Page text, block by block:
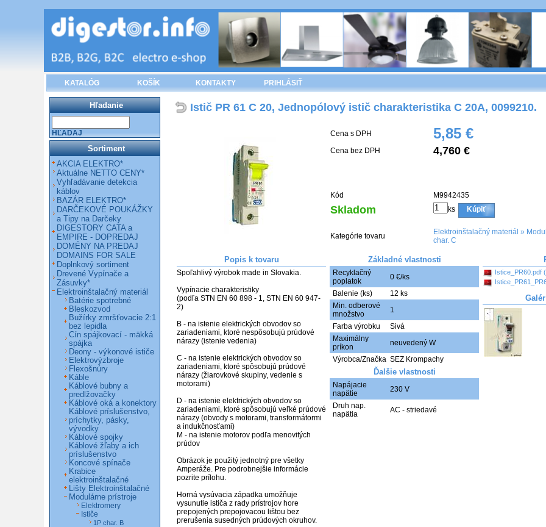
KATALÓG KOŠÍK KONTAKTY PRIHLÁSIŤ
Istič PR 61 C 20, Jednopólový istič charakteristika C 20A, 0099210.
Cena s DPH 5,85 €
Cena bez DPH 4,760 €
Kód M9942435
Skladom ks Kúpiť
Kategórie tovaru Elektroinštalačný materiál »
char. C
Popis k tovaru
Spoľahlivý výrobok made in Slovakia.
Vypínacie charakteristiky
(podľa STN EN 60 898 - 1, STN EN 60 947-
2)
B - na istenie elektrických obvodov so
zariadeniami, ktoré nespôsobujú prúdové
nárazy (istenie vedenia)
C - na istenie elektrických obvodov so
zariadeniami, ktoré spôsobujú prúdové
nárazy (žiarovkové skupiny, vedenie s
motorami)
D - na istenie elektrických obvodov so
zariadeniami, ktoré spôsobujú veľké prúdové
nárazy (obvody s motorami, transformátormi
a indukčnosťami)
M - na istenie motorov podľa menovitých
prúdov
Obrázok je použitý jednotný pre všetky
Amperáže. Pre podrobnejšie informácie
pozrite prílohu.
Horná vysúvacia západka umožňuje
vysunutie ističa z rady prístrojov hore
prepojených prepojovacou lištou bez
prerušenia susedných prúdových okruhov.
Základné vlastnosti
Recyklačný
poplatok
0 €/ks
Balenie (ks)
12 ks
Min. odberové
množstvo
1
Farba výrobku
Sivá
Maximálny
príkon
neuvedený W
Výrobca/Značka SEZ Krompachy
Ďalšie vlastnosti
Napájacie
napätie
230 V
Druh nap.
napätia
AC - striedavé
Istice_PR60.pdf
Hľadanie
HĽADAJ
Sortiment
AKCIA ELEKTRO*
Aktuálne NETTO CENY*
Vyhľadávanie detekcia
káblov
BAZÁR ELEKTRO*
DARČEKOVÉ POUKÁŽKY
a Tipy na Darčeky
DIGESTORY CATA a
EMPIRE - DOPREDAJ
DOMÉNY NA PREDAJ
DOMAINS FOR SALE
Doplnkový sortiment
Drevené Vypínače a
Zásuvky*
Elektroinštalačný materiál
Batérie spotrebné
Bleskozvod
Bužírky zmršťovacie 2:1
bez lepidla
Cín spájkovací - mäkká
spájka
Deony - výkonové ističe
Elektrovýzbroje
Flexošnúry
Káble
Káblové bubny a
predlžovačky
Káblové oká a konektory
Káblové príslušenstvo,
príchytky, pásky,
vývodky
Káblové spojky
Káblové žľaby a ich
príslušenstvo
Koncové spínače
Krabice
elektroinštalačné
Lišty Elektroinštalačné
Modulárne prístroje
Elektromery
Ističe
1P char. B